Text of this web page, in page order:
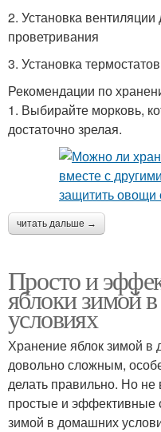
2. Установка
проветривания
3. Установка
Рекомендации по
1. Выбирайте морковь,
достаточно зрелая.
читать дальше →
Просто и
яблоки зимой
условиях
Хранение яблок зимой
довольно сложным,
делать правильно. Но не
простые и эффективные
зимой в домашних